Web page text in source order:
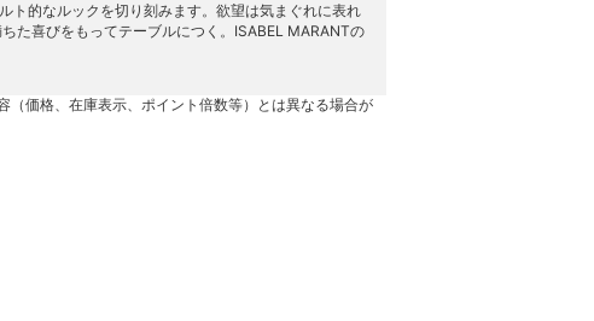
ト的なルックを切り刻みます。欲望は気まぐれに表れ
た喜びをもってテーブルにつく。ISABEL MARANTの
価格、在庫表示、ポイント倍数等）とは異なる場合が